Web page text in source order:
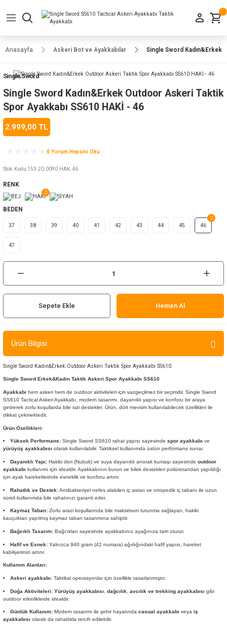
Geri Dön
Geri Dön
Geri Dön
Geri Dön
Geri Dön
Geri Dön
Geri Dön
Anasayfa Askeri Bot ve Ayakkabılar Single Sword Kadın&Erkek
Single Sword
Single Sword Kadın&Erkek Outdoor Askeri Taktik
Spor Ayakkabı SS610 HAKİ - 46
2.999,00 TL
0 Yorum Hepsini Oku
Stok Kodu:153.20.0090.HAK.46
RENK
BEDEN
37 38 39 40 41 42 43 44 45 46
47
Sepete Ekle Hemen Al
Ürün Bilgisi
Single Sword Kadın&Erkek Outdoor Askeri Taktik Spor Ayakkabı SS610
Single Sword Erkek&Kadın Taktik Askeri Spor Ayakkabı SS610
Ayakkabı hem askeri hem de outdoor aktiviteleri için vazgeçilmez bir seçimdir. Single Sword
SS610 Tactical Askeri Ayakkabı, modern tasarımı, dayanıklı yapısı ve konforu bir araya
getirerek zorlu koşullarda bile sizi destekler. Ürün, dört mevsim kullanılabilecek özellikleri ile
dikkat çekmektedir.
Ürün Özellikleri:
Yüksek Performans: Single Sword SS610 rahat yapısı sayesindespor ayakkabı ve
yürüyüş ayakkabısı olarak kullanılabilir. Taktiksel kullanımda üstün performans sunar.
Dayanıklı Yapı: Hakiki deri (Nubuk) ve suya dayanıklı anorak kumaşı sayesindeoutdoor
ayakkabı kullanımı için idealdir. Ayakkabının burun ve bilek destekleri poliüretandan yapıldığı
için ayak hareketlerinde esneklik ve konforu artırır.
Rahatlık ve Destek:Antibakteriyel nefes alabilen iç astarı ve ortopedik iç tabanı ile uzun
süreli kullanımda bile rahatınızı garanti eder.
Kaymaz Taban: Zorlu arazi koşullarında bile maksimum tutunma sağlayan, hakiki
kauçuktan yapılmış kaymaz taban tasarımına sahiptir.
Bağcıklı Tasarım: Bağcıkları sayesinde ayakkabınız ayağınıza tam oturur.
Hafif ve Esnek: Yalnızca 940 gram (42 numara) ağırlığındaki hafif yapısı, hareket
kabiliyetinizi artırır.
Kullanım Alanları:
Askeri ayakkabı: Taktikal operasyonlar için özellikle tasarlanmıştır.
Doğa Aktiviteleri: Yürüyüş ayakkabısı ,dağcılık avcılık ve trekking ayakkabısı gibi
outdoor etkinliklerde idealdir.
Günlük Kullanım: Modern tasarımı ile şehir hayatındacasual ayakkabı veyaiş
ayakkabısı olarak da rahatlıkla tercih edilebilir.